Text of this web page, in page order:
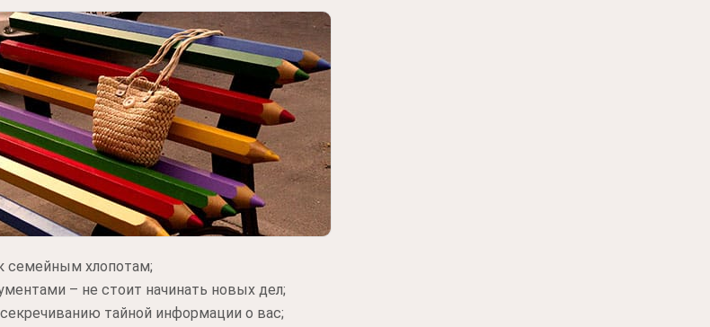
семейным хлопотам;
– не стоит начинать новых дел;
тайной информации о вас;